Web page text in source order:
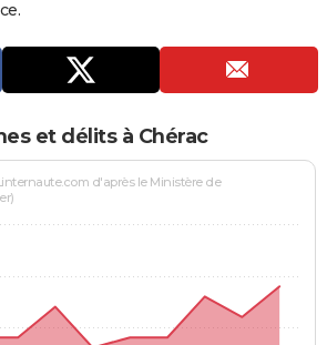
et délits à Chérac
d'après le Ministère de